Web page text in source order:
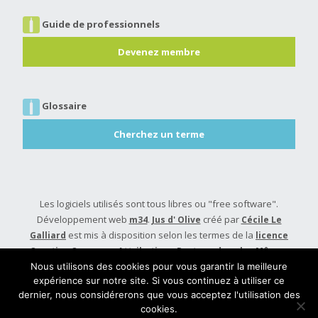
Guide de professionnels
Devenez membre
Glossaire
Cherchez un terme
Les logiciels utilisés sont tous libres ou "free software".
Développement web m34. Jus d' Olive créé par Cécile Le
Galliard est mis à disposition selon les termes de la licence
Creative Commons Attribution - Partage dans les Mêmes
Conditions 4.0 International.
Built withMake. Your friendly WordPress page builder theme.
Nous utilisons des cookies pour vous garantir la meilleure
expérience sur notre site. Si vous continuez à utiliser ce
dernier, nous considérerons que vous acceptez l'utilisation des
cookies.